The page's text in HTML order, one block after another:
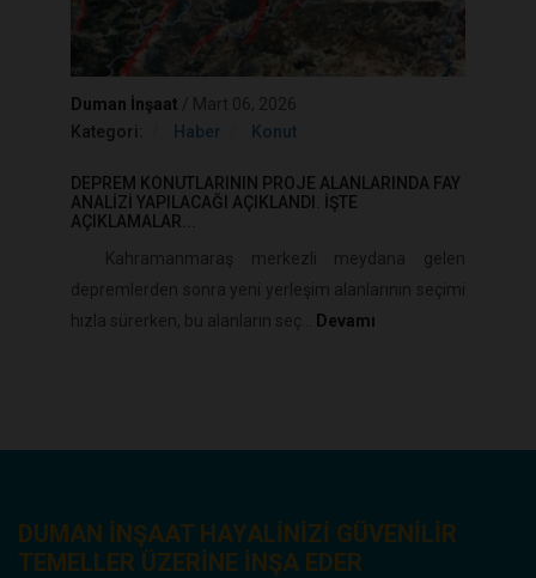
Duman İnşaat
Mart 06, 2026
Kategori:
Haber Konut
DEPREM KONUTLARININ PROJE ALANLARINDA FAY
ANALIZI YAPILACAĞI AÇIKLANDI. İŞTE
AÇIKLAMALAR...
Kahramanmaraş merkezli meydana gelen
depremlerden sonra yeni yerleşim alanlarının seçimi
hızla sürerken, bu alanların seç...
Devamı
DUMAN INŞAAT HAYALINIZI GÜVENILIR
TEMELLER ÜZERINE INŞA EDER